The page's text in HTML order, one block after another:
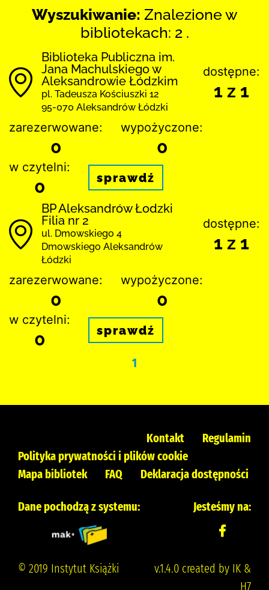
Wyszukiwanie: Znalezione w
bibliotekach: 2 .
Biblioteka Publiczna im.
Jana Machulskiego w
Aleksandrowie Łódzkim
pl. Tadeusza Kościuszki 12
95-070 Aleksandrów Łódzki
dostępne:
1 z 1
zarezerwowane:
0
wypożyczone:
0
w czytelni:
0 sprawdź
BP Aleksandrów Łodzki
Filia nr 2
ul. Dmowskiego 4
Dmowskiego Aleksandrów
Łódzki
dostępne:
1 z 1
zarezerwowane:
0
wypożyczone:
0
w czytelni:
0 sprawdź
1
Kontakt
Regulamin
Polityka prywatności i plików cookie
Mapa bibliotek
FAQ Deklaracja dostępności
Dane pochodzą z systemu: Jesteśmy na:
© 2019 Instytut Książki
v.1.4.0 created by IK &
H7